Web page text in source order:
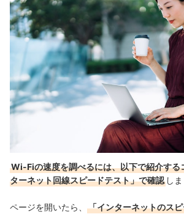
Wi-Fiの速度を調べるには、以下で紹介する
ターネット回線スピードテスト」で確認 し
ページを開いたら、
「インターネットのス